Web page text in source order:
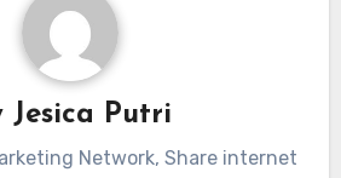
Jesica Putri
Network, Share internet